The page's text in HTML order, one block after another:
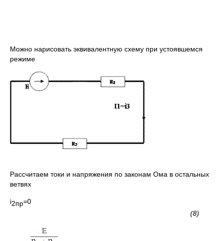
Можно нарисовать эквивалентную схему при устоявшемся
режиме
Рассчитаем токи и напряжения по законам Ома в остальных
ветвях
i2пр=0
(8)